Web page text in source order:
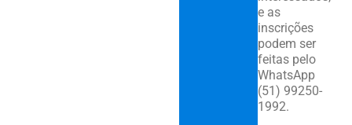
e as
inscrições
podem ser
feitas pelo
WhatsApp
(51) 99250-
1992.